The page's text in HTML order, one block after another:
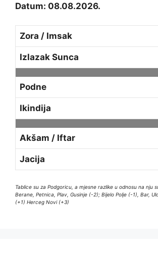
Datum: 08.08.2026.
Zora / Imsak
Izlazak Sunca
Podne
Ikindija
Akšam / Iftar
Jacija
Tablice su za Podgoricu, a mjesne razlike u odnosu na nju
Berane, Petnica, Plav, Gusinje (-2); Bijelo Polje (-1), Bar,
(+1) Herceg Novi (+3)